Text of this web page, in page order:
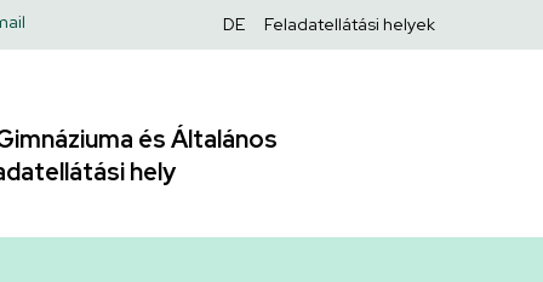
Felső
DE Feladatellátási helyek
és Általános
hely